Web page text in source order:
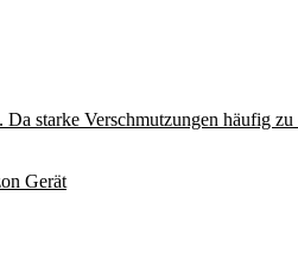
starke Verschmutzungen häufig
Gerät